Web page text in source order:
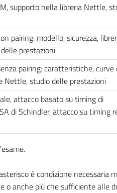
supporto nella libreria Nettle,
pairing: modello, sicurezza,
prestazioni
pairing: caratteristiche, curve
Nettle, studio delle prestazioni
attacco basato su timing di
di Schindler, attacco su timing
è condizione necessaria
o anche più che sufficiente alle